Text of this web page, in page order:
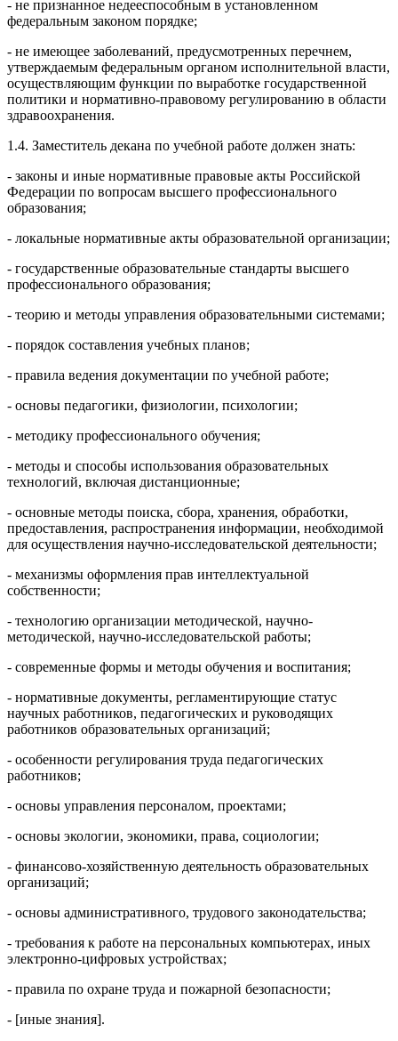
- не признанное недееспособным в установленном
федеральным законом порядке;
- не имеющее заболеваний, предусмотренных перечнем,
утверждаемым федеральным органом исполнительной власти,
осуществляющим функции по выработке государственной
политики и нормативно-правовому регулированию в области
здравоохранения.
1.4. Заместитель декана по учебной работе должен знать:
- законы и иные нормативные правовые акты Российской
Федерации по вопросам высшего профессионального
образования;
- локальные нормативные акты образовательной организации;
- государственные образовательные стандарты высшего
профессионального образования;
- теорию и методы управления образовательными системами;
- порядок составления учебных планов;
- правила ведения документации по учебной работе;
- основы педагогики, физиологии, психологии;
- методику профессионального обучения;
- методы и способы использования образовательных
технологий, включая дистанционные;
- основные методы поиска, сбора, хранения, обработки,
предоставления, распространения информации, необходимой
для осуществления научно-исследовательской деятельности;
- механизмы оформления прав интеллектуальной
собственности;
- технологию организации методической, научно-
методической, научно-исследовательской работы;
- современные формы и методы обучения и воспитания;
- нормативные документы, регламентирующие статус
научных работников, педагогических и руководящих
работников образовательных организаций;
- особенности регулирования труда педагогических
работников;
- основы управления персоналом, проектами;
- основы экологии, экономики, права, социологии;
- финансово-хозяйственную деятельность образовательных
организаций;
- основы административного, трудового законодательства;
- требования к работе на персональных компьютерах, иных
электронно-цифровых устройствах;
- правила по охране труда и пожарной безопасности;
- [иные знания].